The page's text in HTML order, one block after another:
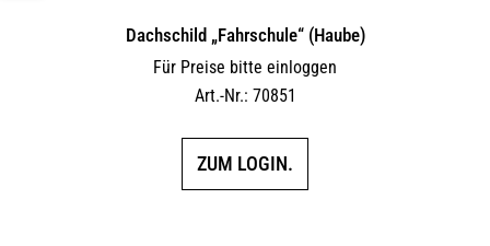
Dachschild „Fahrschule“ (Haube)
Für Preise bitte einloggen
Art.-Nr.: 70851
ZUM LOGIN.